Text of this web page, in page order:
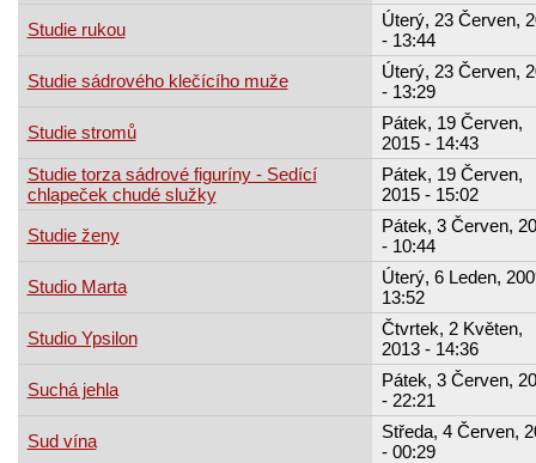
Studie rukou
Úterý, 23 Červen,
- 13:44
Studie sádrového klečícího muže
Úterý, 23 Červen,
- 13:29
Studie stromů
Pátek, 19 Červen,
2015 - 14:43
Studie torza sádrové figuríny - Sedící
chlapeček chudé služky
Pátek, 19 Červen,
2015 - 15:02
Studie ženy
Pátek, 3 Červen,
- 10:44
Studio Marta
Úterý, 6 Leden,
13:52
Studio Ypsilon
Čtvrtek, 2 Květen,
2013 - 14:36
Suchá jehla
Pátek, 3 Červen,
- 22:21
Sud vína
Středa, 4 Červen,
- 00:29